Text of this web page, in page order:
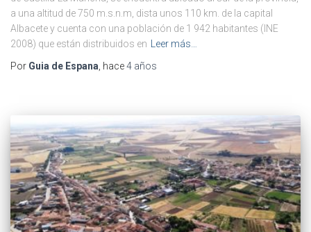
a una altitud de 750 m.s.n.m, dista unos 110 km. de la capital
Albacete y cuenta con una población de 1 942 habitantes (INE
2008) que están distribuidos en Leer más…
Por Guia de Espana , hace4 años